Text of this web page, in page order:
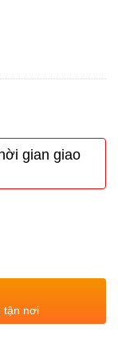
gian giao
tận nơi